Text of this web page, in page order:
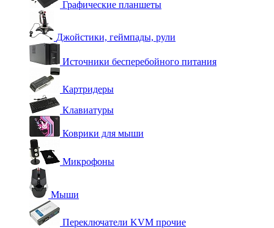
Графические планшеты
Джойстики, геймпады, рули
Источники бесперебойного питания
Картридеры
Клавиатуры
Коврики для мыши
Микрофоны
Мыши
Переключатели KVM прочие